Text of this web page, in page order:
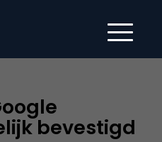
bevestigd